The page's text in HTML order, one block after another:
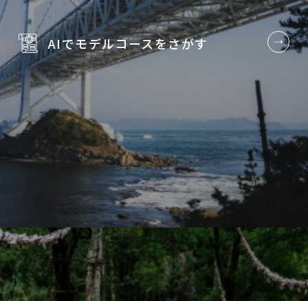
AIでモデルコースをさがす